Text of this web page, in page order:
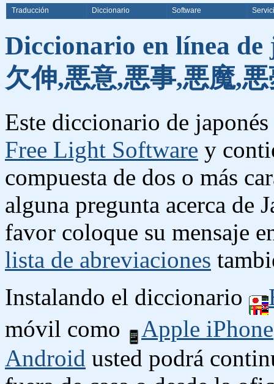
Traducción Diccionario Software
Diccionario en línea
欠伸,悪意,悪事,悪魔,
Este diccionario de
Free Light Software y
compuesta de dos o más
alguna pregunta acerca de
favor coloque su mensaje
lista de abreviaciones
Instalando el diccionario
móvil como
Apple iPhone
Android usted podrá